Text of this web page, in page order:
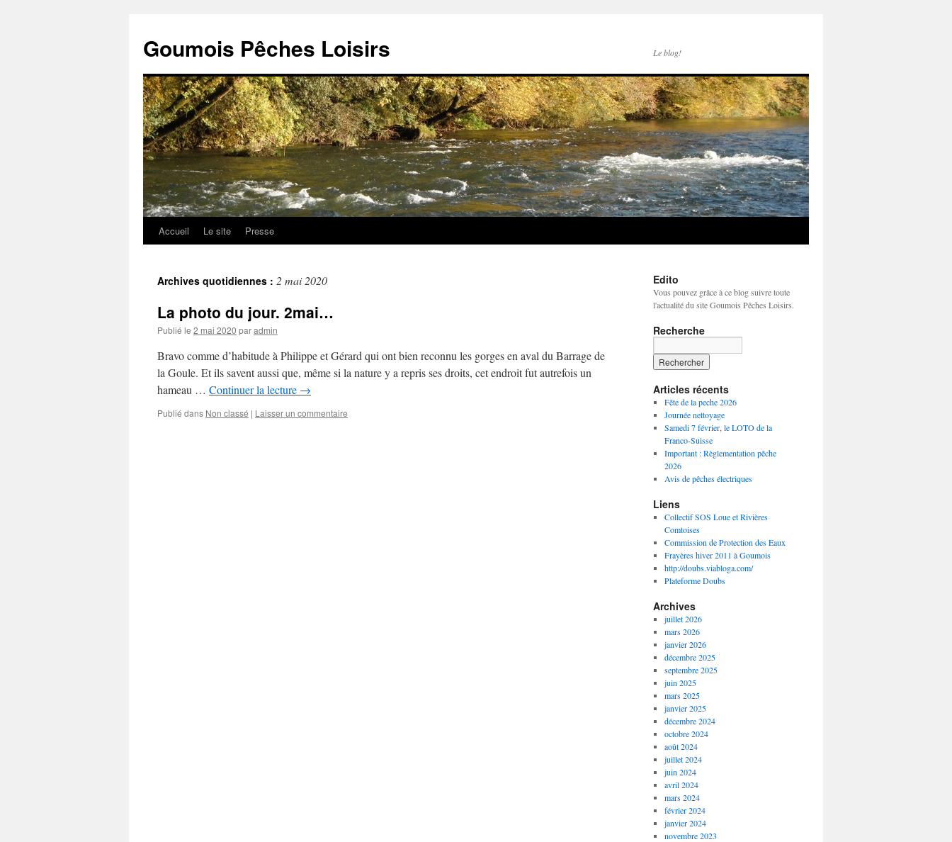
Goumois Pêches Loisirs Le blog!
Aller
contenu
Accueil Le site Presse
Archives quotidiennes : 2 mai 2020
La photo du jour. 2mai…
Publié le 2 mai 2020 paradmin
Bravo comme d’habitude à Philippe et Gérard qui ont bien reconnu les gorges en aval du Barrage de
la Goule. Et ils savent aussi que, même si la nature y a repris ses droits, cet endroit fut autrefois un
hameau … Continuer la lecture →
Publié dans Non classé | Laisser un commentaire
Edito
Vous pouvez grâce à ce blog suivre toute
l'actualité du site Goumois Pêches Loisirs.
Recherche
Articles récents
Fête de la peche 2026
Journée nettoyage
Samedi 7 février, le LOTO de la
Franco-Suisse
Important : Règlementation pêche
2026
Avis de pêches électriques
Liens
Collectif SOS Loue et Rivières
Comtoises
Commission de Protection des Eaux
Frayères hiver 2011 à Goumois
http://doubs.viabloga.com/
Plateforme Doubs
Archives
juillet 2026
mars 2026
janvier 2026
décembre 2025
septembre 2025
juin 2025
mars 2025
janvier 2025
décembre 2024
octobre 2024
août 2024
juillet 2024
juin 2024
avril 2024
mars 2024
février 2024
janvier 2024
novembre 2023